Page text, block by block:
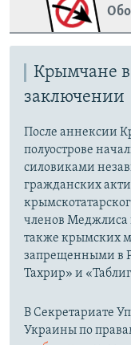
Крымчане
заключении
После аннексии
полуострове
силовиками
гражданских
членов Меджлиса
также крымских
запрещенными в
Тахрир» и
В Секретариате
Украины по